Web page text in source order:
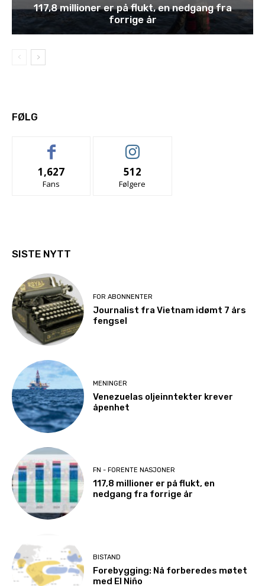
117,8 millioner er på flukt, en nedgang fra
forrige år
FØLG
1,627
Fans
512
Følgere
SISTE NYTT
FOR ABONNENTER
Journalist fra Vietnam idømt 7 års
fengsel
MENINGER
Venezuelas oljeinntekter krever
åpenhet
FN - FORENTE NASJONER
117,8 millioner er på flukt, en
nedgang fra forrige år
BISTAND
Forebygging: Nå forberedes møtet
med El Niño